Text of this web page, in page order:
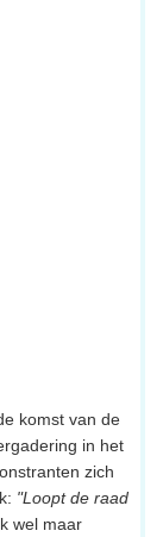
komst van de
in het
zich
"Loopt de raad
wel maar